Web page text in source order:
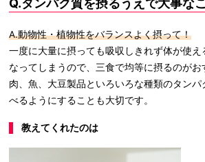
Q.タンパク質を摂るうえで大事な
A.動物性・植物性をバランスよく摂って！
一度に大量に摂っても吸収しきれず体が使え
なってしまうので、三食で均等に摂るのがお
肉、魚、大豆製品といろいろな種類のタン
べるようにすることも大切です。
教えてくれたのは